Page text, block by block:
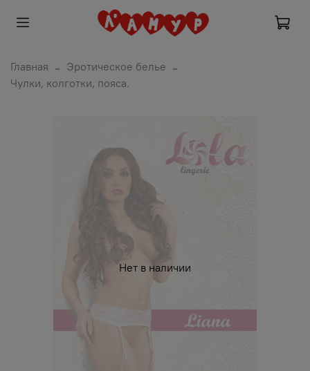
Главная
Эротическое белье
Чулки, колготки, пояса.
Нет в наличии